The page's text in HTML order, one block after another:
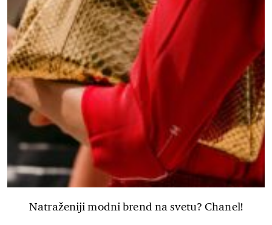
Natraženiji modni brend na svetu? Chanel!